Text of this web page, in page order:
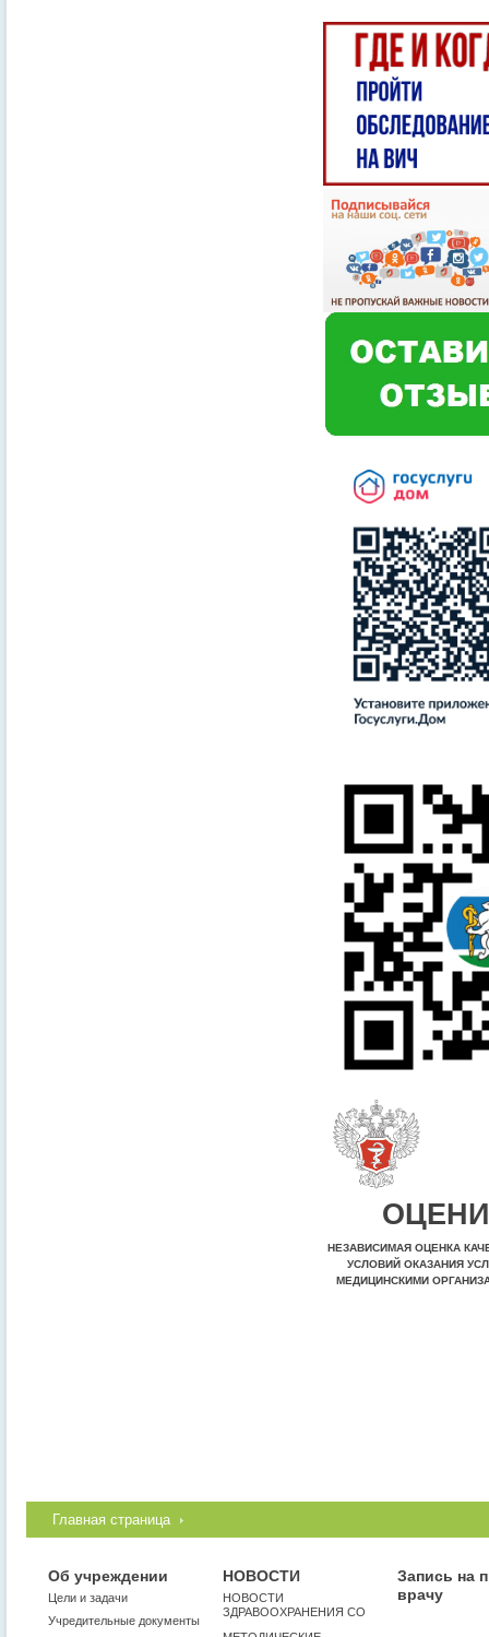
НЕЗАВИСИМАЯ ОЦЕНКА
УСЛОВИЙ ОКАЗАНИЯ
МЕДИЦИНСКИМИ
Главная страница
Об учреждении
Цели и задачи
Учредительные документы
НОВОСТИ
НОВОСТИ
ЗДРАВООХРАНЕНИЯ СО
Запись на
врачу